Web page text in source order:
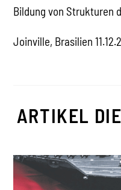
Bildung von Strukturen
Joinville, Brasilien
ARTIKEL